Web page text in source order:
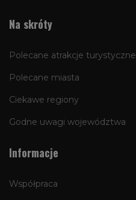
Na skróty
Polecane atrakcje turystyczne
Polecane miasta
Ciekawe regiony
Godne uwagi województwa
Informacje
Współpraca